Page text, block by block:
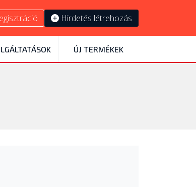
Hirdetés létrehozás
ÚJ TERMÉKEK